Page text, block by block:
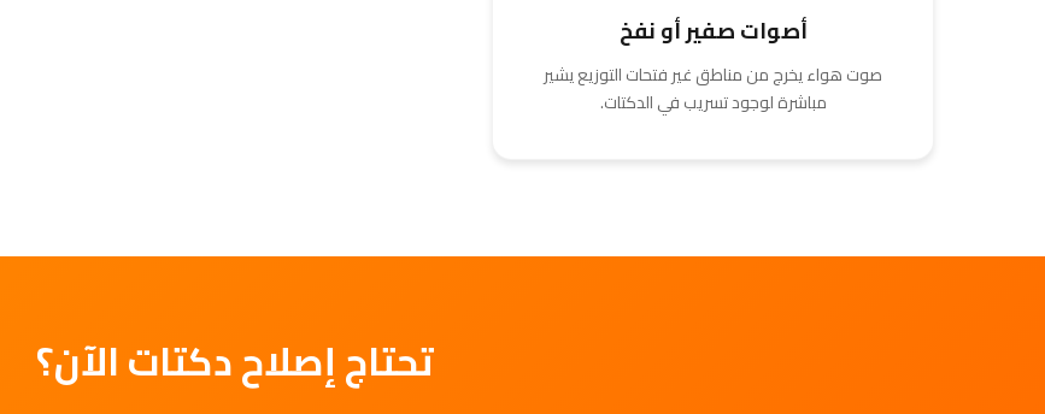
أصوات صفير أو نفخ
صوت هواء يخرج من مناطق غير فتحات التوزيع يشير
مباشرة لوجود تسريب في الدكتات.
تحتاج إصلاح دكتات الآن؟